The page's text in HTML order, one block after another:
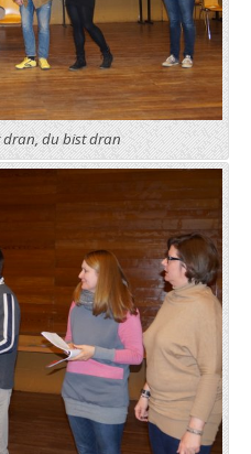
du bist dran